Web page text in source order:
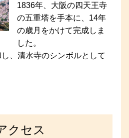
1836年、大阪の四天王寺
の五重塔を手本に、14年
の歳月をかけて完成しま
した。
、清水寺のシンボルとして
クセス